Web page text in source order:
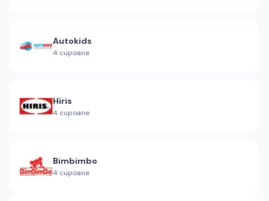
Autokids
4 cupoane
Hiris
4 cupoane
Bimbimbo
4 cupoane